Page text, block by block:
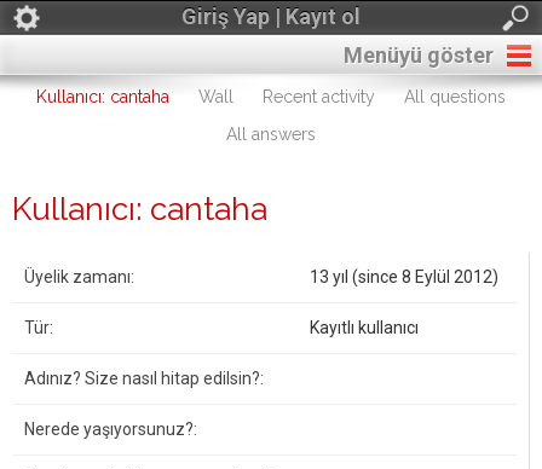
Giriş Yap | Kayıt ol
Menüyü göster
Kullanıcı: cantaha Wall Recent activity
All questions
All answers
Kullanıcı: cantaha
Üyelik zamanı: 13 yıl (since 8 Eylül 2012)
Tür: Kayıtlı kullanıcı
Adınız? Size nasıl hitap edilsin?:
Nerede yaşıyorsunuz?: